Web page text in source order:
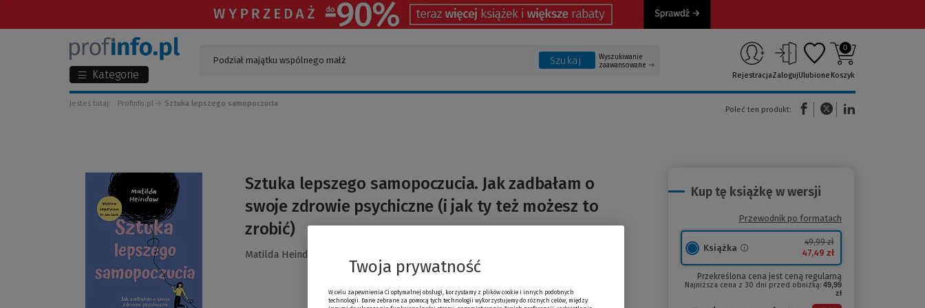
Kategorie
Szukaj
Wyszukiwanie
zaawansowane
RejestracjaZalogujUlubione
0
Koszyk
Jesteś tutaj: Profinfo.pl Sztuka lepszego samopoczucia
Poleć ten produkt:
(Nowe okno)(Link do innej strony)
Sztuka lepszego samopoczucia. Jak zadbałam o
swoje zdrowie psychiczne (i jak ty też możesz to
zrobić)
Matilda Heindow
Kup tę książkę w wersji
Przewodnik po formatach
Książka
49,99 zł
47,49 zł
Przekreślona cena jest ceną regularną
Najniższa cena z 30 dni przed obniżką: 49,99
zł
Twoja prywatność
W celu zapewnienia Ci optymalnej obsługi, korzystamy z plików cookie i innych podobnych
technologii. Dane zebrane za pomocą tych technologii wykorzystujemy do różnych celów, między